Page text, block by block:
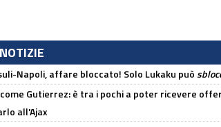
Napoli, affare bloccato! Solo Lukaku può
Gutierrez: è tra i pochi a poter ricevere
all'Ajax